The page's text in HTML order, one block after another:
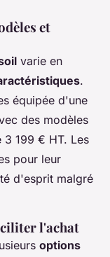
et
varie en
.
équipée d'une
des modèles
199 € HT. Les
pour leur
d'esprit malgré
l'achat
options